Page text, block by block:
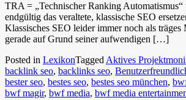
TRA = „Technischer Ranking
endgültig das veraltete, klassische SEO
Klassisches SEO leider immer noch als träges
gerade auf Grund seiner aufwendigen […]
Posted in LexikonTagged Aktives
backlink seo, backlinks seo,
bester seo, bestes seo, bestes seo münchen,
bwf magir, bwf media, bwf media